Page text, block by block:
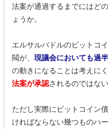
法案が通過するまでにはど
ょうか。
エルサルバドルのビットコ
閥が、 現議会においても過
の動きになることは考えにく
法案が承認されるのではな
ただし実際にビットコイン
ければならない幾つものハ